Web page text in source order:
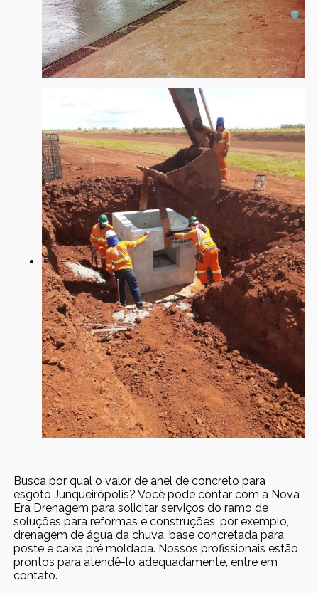
Busca por qual o valor de anel de concreto para
esgoto Junqueirópolis? Você pode contar com a Nova
Era Drenagem para solicitar serviços do ramo de
soluções para reformas e construções, por exemplo,
drenagem de água da chuva, base concretada para
poste e caixa pré moldada. Nossos profissionais estão
prontos para atendê-lo adequadamente, entre em
contato.